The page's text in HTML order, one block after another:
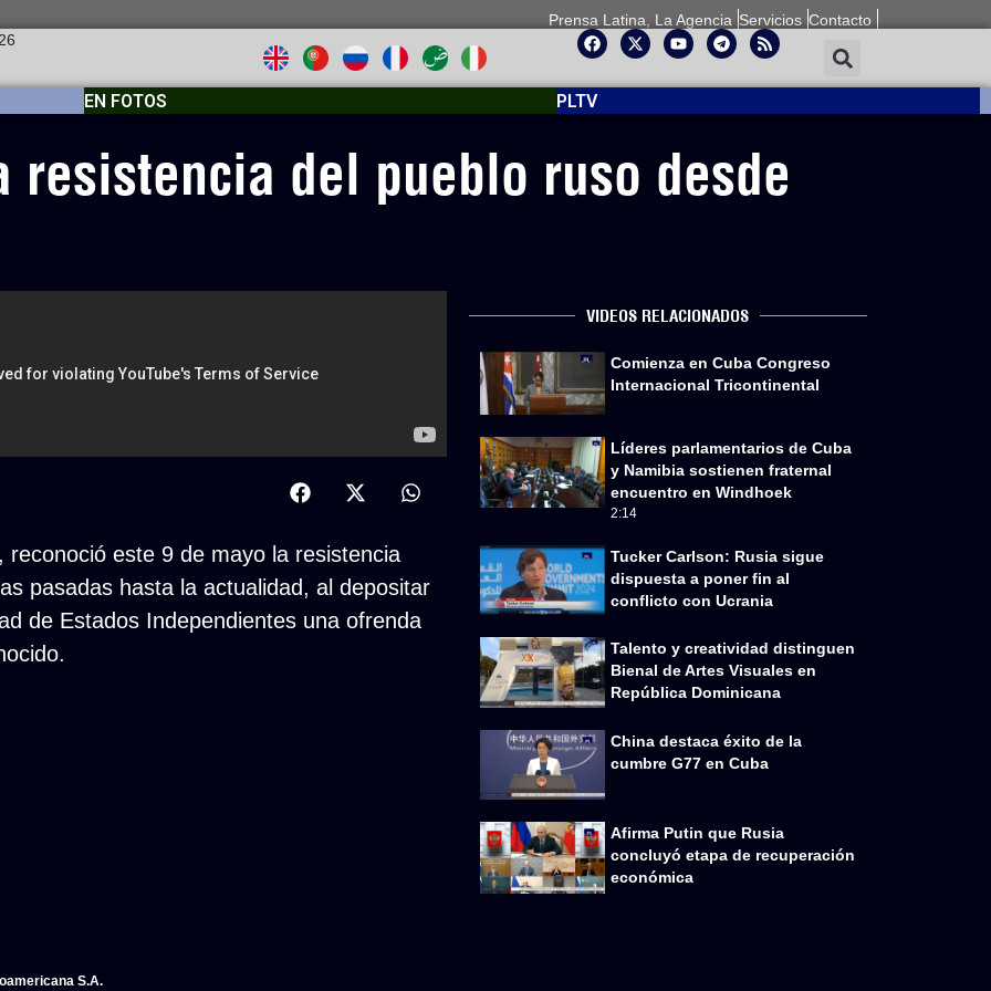
Prensa Latina, La Agencia Servicios Contacto
EN FOTOS PLTV
resistencia del pueblo ruso desde
este 9 de mayo la resistencia
pasadas hasta la actualidad, al depositar
de Estados Independientes una ofrenda
VIDEOS RELACIONADOS
Comienza en Cuba Congreso
Internacional Tricontinental
Líderes parlamentarios de Cuba
y Namibia sostienen fraternal
encuentro en Windhoek
2:14
Tucker Carlson: Rusia sigue
dispuesta a poner fin al
conflicto con Ucrania
Talento y creatividad distinguen
Bienal de Artes Visuales en
República Dominicana
China destaca éxito de la
cumbre G77 en Cuba
Afirma Putin que Rusia
concluyó etapa de recuperación
económica
S.A.